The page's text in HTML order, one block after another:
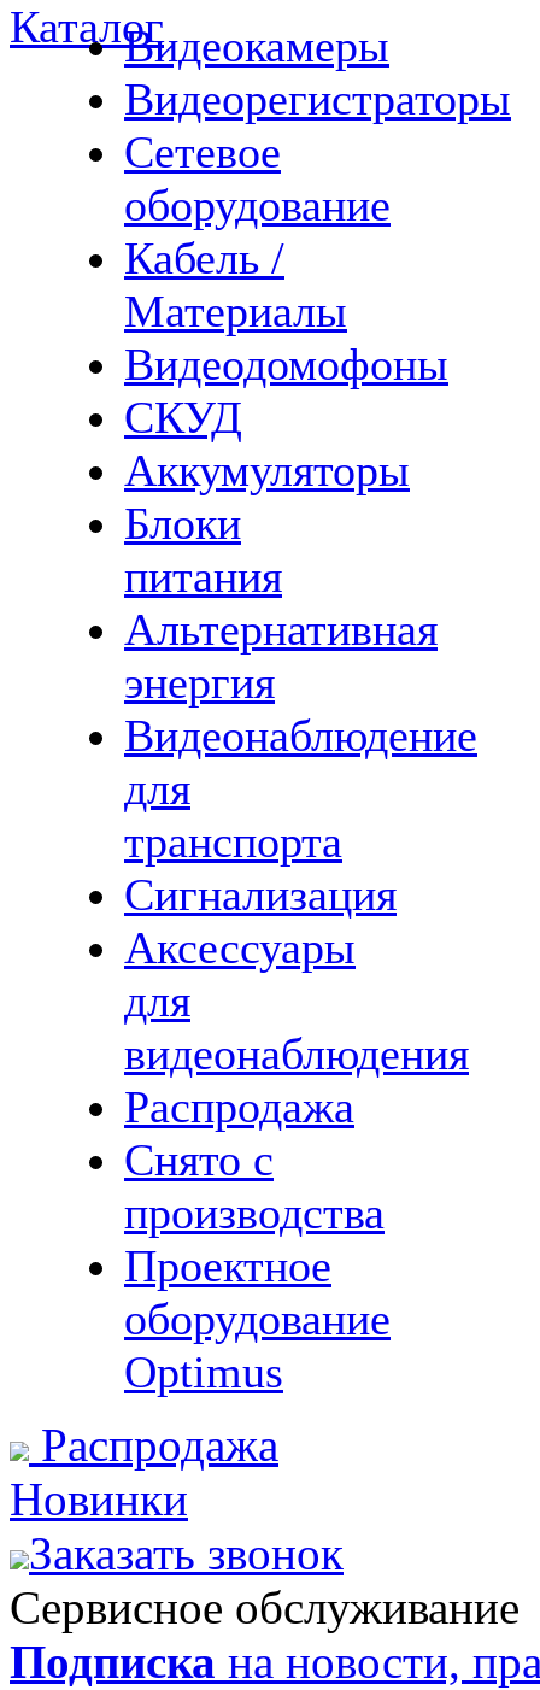
КаталогВидеокамеры
Видеорегистраторы
Сетевое
оборудование
Кабель /
Материалы
Видеодомофоны
СКУД
Аккумуляторы
Блоки
питания
Альтернативная
энергия
Видеонаблюдение
для
транспорта
Сигнализация
Аксессуары
для
видеонаблюдения
Распродажа
Снято с
производства
Проектное
оборудование
Optimus
Распродажа
Новинки
Заказать звонок
Сервисное обслуживание
Подписка на новости,